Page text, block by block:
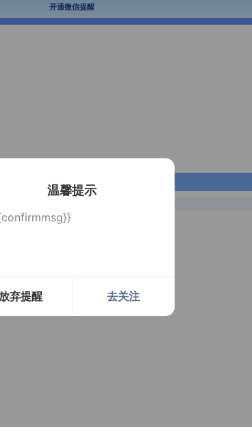
开通微信提醒
温馨提示
放弃提醒 去关注